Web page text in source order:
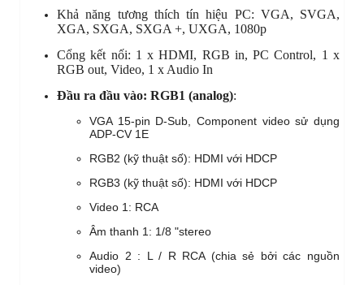
Khả năng tương thích tín hiệu PC: VGA, SVGA,
XGA, SXGA, SXGA +, UXGA, 1080p
Cổng kết nối: 1 x HDMI, RGB in, PC Control, 1 x
RGB out, Video, 1 x Audio In
Đầu ra đầu vào: RGB1 (analog):
VGA 15-pin D-Sub, Component video sử dụng
ADP-CV 1E
RGB2 (kỹ thuật số): HDMI với HDCP
RGB3 (kỹ thuật số): HDMI với HDCP
Video 1: RCA
Âm thanh 1: 1/8 "stereo
Audio 2 : L / R RCA (chia sẻ bởi các nguồn
video)